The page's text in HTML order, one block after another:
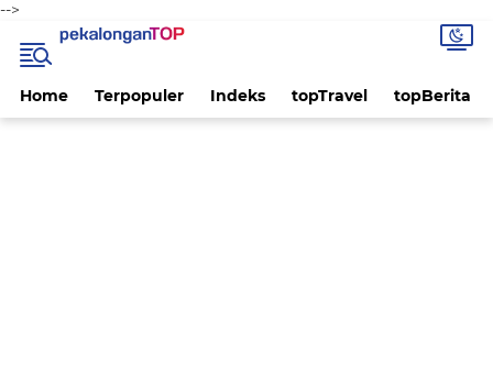
-->
Home Terpopuler Indeks topTravel topBerita